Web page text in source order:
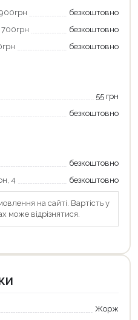
безкоштовно
безкоштовно
безкоштовно
55 грн
безкоштовно
безкоштовно
4
безкоштовно
на сайті. Вартість у
може відрізнятися.
Жорж